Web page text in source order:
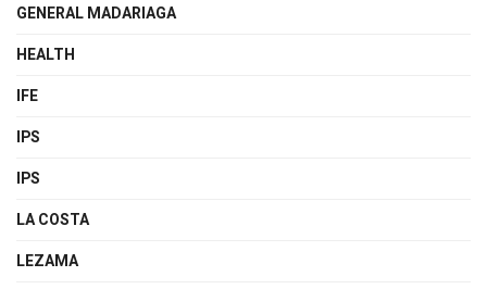
GENERAL MADARIAGA
HEALTH
IFE
IPS
IPS
LA COSTA
LEZAMA